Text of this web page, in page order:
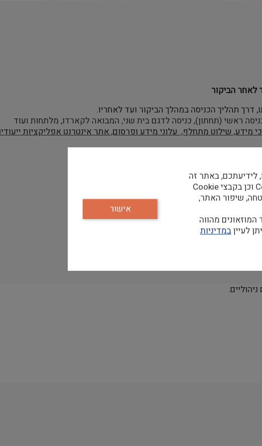
לאחר הביקור
דרך תהליך הכניסה במהלך הביקור ועד לאחריו.
ראשי (תחתון), כניסה לדגם בית שני, המבואה לקארדו, מלתחות ועוד
מידע, שילוט מתחלף, עלוני מידע ופרסום, אתר אינטרנט אפליקציות
וניהול שוטף של כח האדם.
לידיעתכם, באתר זה
נעשה שימוש בקבצי Cookie וכן בקבצי Cookie
שיפור האתר,
מהווה
לעייןבמדיניות
אישור